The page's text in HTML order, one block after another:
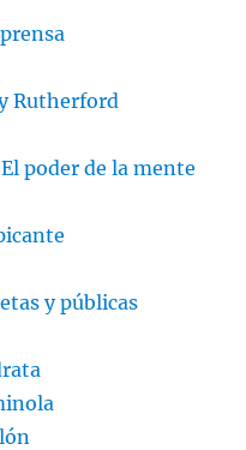
Rutherford
poder de la mente
y públicas